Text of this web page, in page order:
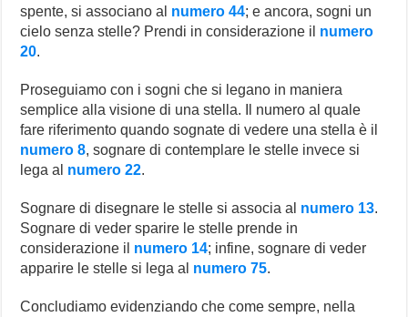
spente, si associano al numero 44; e ancora, sogni un
cielo senza stelle? Prendi in considerazione il numero
20.
Proseguiamo con i sogni che si legano in maniera
semplice alla visione di una stella. Il numero al quale
fare riferimento quando sognate di vedere una stella è il
numero 8, sognare di contemplare le stelle invece si
lega al numero 22.
Sognare di disegnare le stelle si associa al numero 13.
Sognare di veder sparire le stelle prende in
considerazione il numero 14; infine, sognare di veder
apparire le stelle si lega al numero 75.
Concludiamo evidenziando che come sempre, nella